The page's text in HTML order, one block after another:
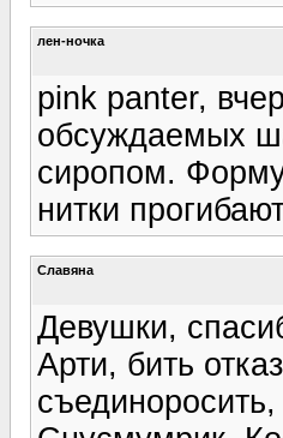
лен-ночка
pink panter,
обсуждаемых
сиропом.
нитки
Славяна
Девушки,
Арти, бить